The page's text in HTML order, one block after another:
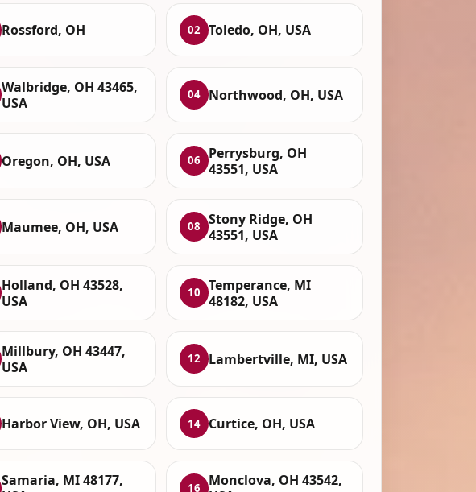
Rossford, OH 02 Toledo, OH, USA
Walbridge, OH 43465,
USA
04 Northwood, OH, USA
Oregon, OH, USA 06
Perrysburg, OH
43551, USA
Maumee, OH, USA 08
Stony Ridge, OH
43551, USA
Holland, OH 43528,
USA
10
Temperance, MI
48182, USA
Millbury, OH 43447,
USA
12 Lambertville, MI, USA
Harbor View, OH, USA 14 Curtice, OH, USA
Samaria, MI 48177,
16
Monclova, OH 43542,